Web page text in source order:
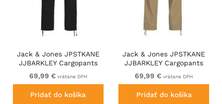
Jack & Jones JPSTKANE
JJBARKLEY Cargopants
Black
69,99 € vrátane DPH
Pridať do košíka
Jack & Jones JPSTKANE
JJBARKLEY Cargopants
Elmwood
69,99 € vrátane DPH
Pridať do košíka